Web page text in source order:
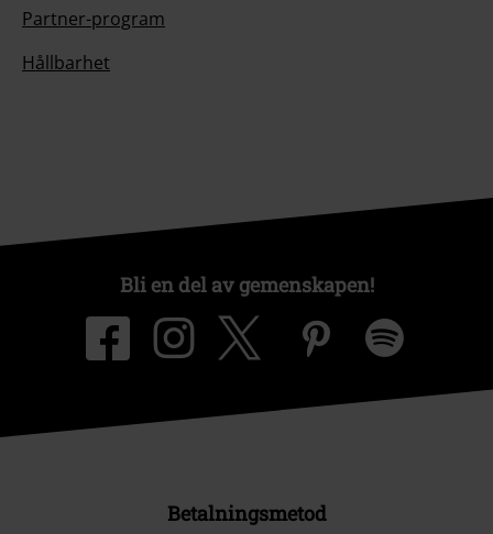
Partner-program
Hållbarhet
Bli en del av gemenskapen!
Betalningsmetod